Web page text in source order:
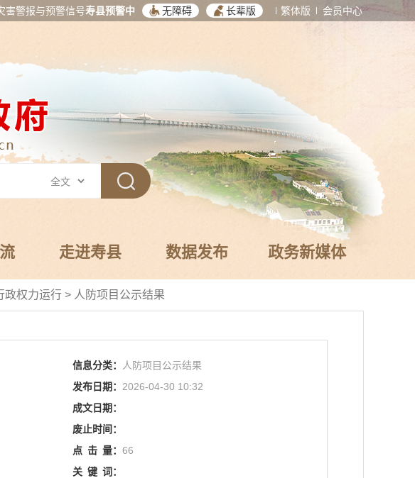
害警报与预警信号寿县预警中 无障碍 长辈版 繁体版 会员中心
走进寿县 数据发布 政务新媒体
政权力运行 > 人防项目公示结果
信息分类：
人防项目公示结果
发布日期： 2026-04-30 10:32
成文日期：
废止时间：
点 击 量： 66
关 键 词：